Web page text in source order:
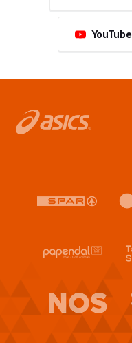
YouTube